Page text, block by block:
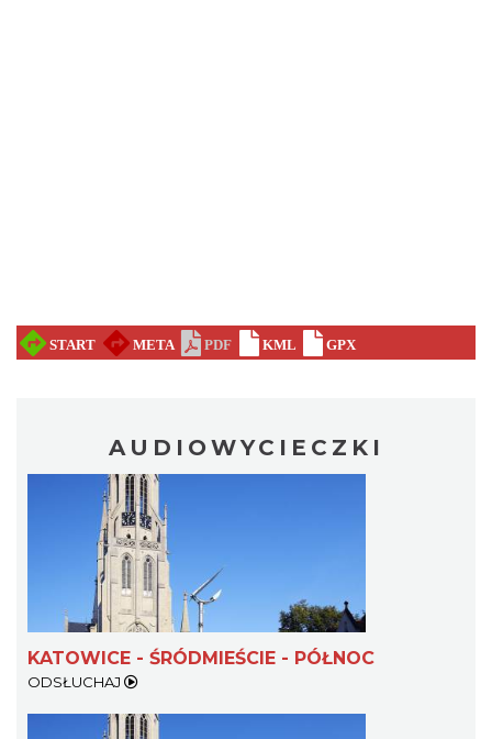
AUDIOWYCIECZKI
KATOWICE - ŚRÓDMIEŚCIE - PÓŁNOC
ODSŁUCHAJ